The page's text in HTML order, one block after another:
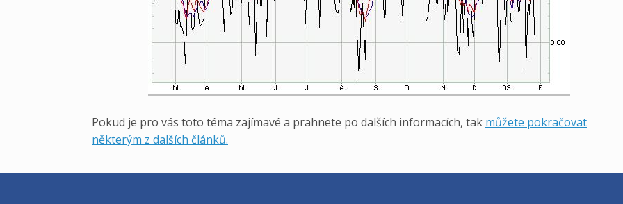
Pokud je pro vás toto téma zajímavé a prahnete po dalších informacích, tak můžete pokračovat
některým z dalších článků.